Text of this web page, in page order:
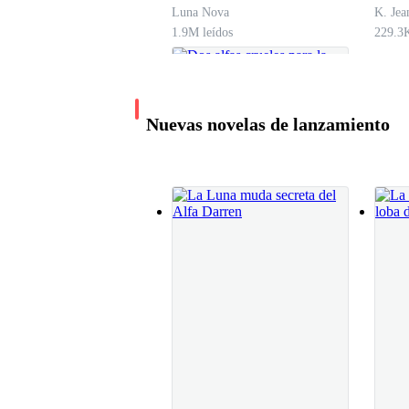
Alcé la mirada hacia el rey Alfa, Adrain, y su
hombre más hermoso que he visto en mi
Su mirada finalmente abandonó mi rostro y se
Luna Nova
1.9M leídos
K.
Nuevas novelas de lanzamiento